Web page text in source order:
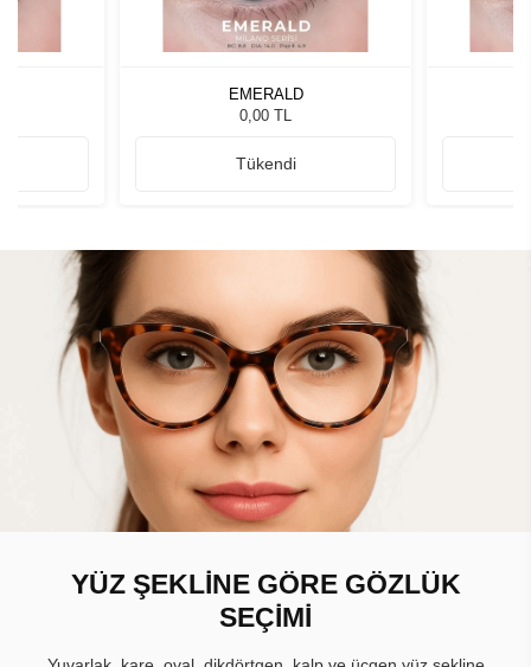
EMERALD
0,00 TL
Tükendi
YÜZ ŞEKLİNE GÖRE GÖZLÜK
SEÇİMİ